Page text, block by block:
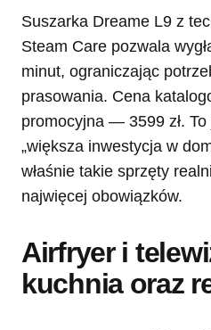
Suszarka Dreame L9 z
Steam Care pozwala
minut, ograniczając
prasowania. Cena
promocyjna — 3599 zł.
„większa inwestycja w
właśnie takie sprzęty
najwięcej obowiązków.
Airfryer i
kuchnia oraz